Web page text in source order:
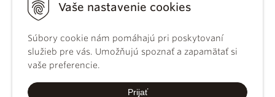
Vaše nastavenie cookies
Súbory cookie nám pomáhajú pri poskytovaní
služieb pre vás. Umožňujú spoznať a zapamätať si
vaše preferencie.
Prijať
KBS
kánonického
práva
Katechizmus